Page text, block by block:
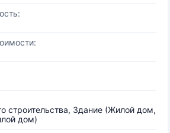
строительства, Здание (Жилой дом,
дом)